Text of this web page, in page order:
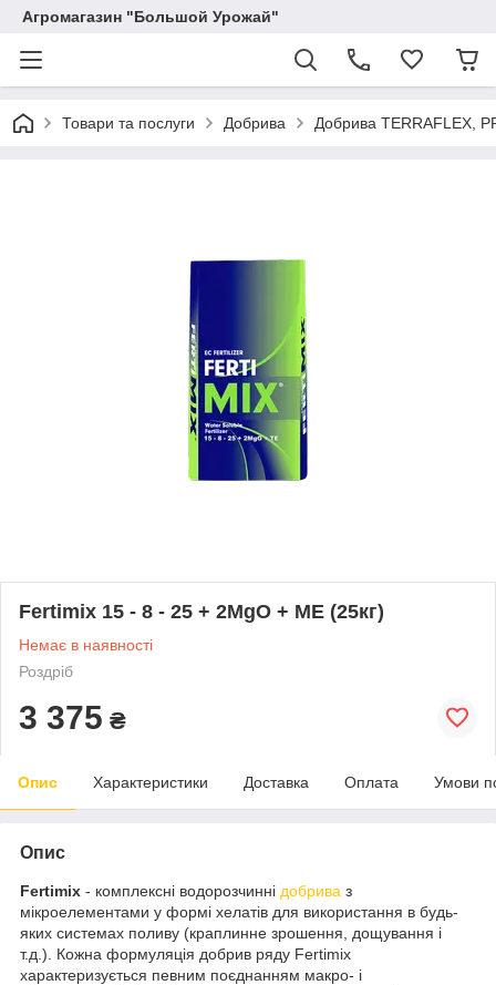
Агромагазин "Большой Урожай"
Товари та послуги Добрива Добрива TERRAFLEX,
Fertimix 15 - 8 - 25 + 2MgO + МЕ (25кг)
Немає в наявності
Роздріб
3 375 ₴
Опис Характеристики Доставка Оплата Умови
Опис
Fertimix - комплексні водорозчинні добрива з
мікроелементами у формі хелатів для використання в будь-
яких системах поливу (краплинне зрошення, дощування і
т.д.). Кожна формуляція добрив ряду Fertimix
характеризується певним поєднанням макро- і